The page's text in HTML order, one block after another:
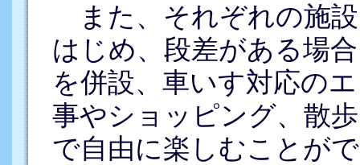
また、それぞれの施
はじめ、段差がある場
を併設、車いす対応の
事やショッピング、散
で自由に楽しむことが